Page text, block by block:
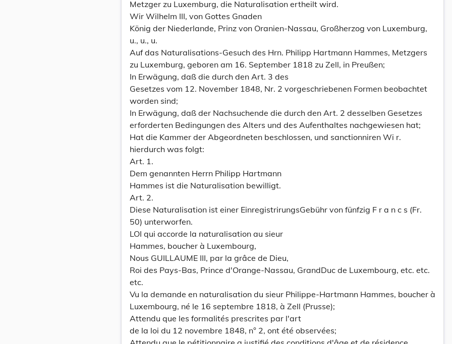
Metzger zu Luxemburg, die Naturalisation ertheilt wird.
Wir Wilhelm III, von Gottes Gnaden
König der Niederlande, Prinz von Oranien-Nassau, Großherzog von Luxemburg,
u., u., u.
Auf das Naturalisations-Gesuch des Hrn. Philipp Hartmann Hammes, Metzgers
zu Luxemburg, geboren am 16. September 1818 zu Zell, in Preußen;
In Erwägung, daß die durch den Art. 3 des
Gesetzes vom 12. November 1848, Nr. 2 vorgeschriebenen Formen beobachtet
worden sind;
In Erwägung, daß der Nachsuchende die durch den Art. 2 desselben Gesetzes
erforderten Bedingungen des Alters und des Aufenthaltes nachgewiesen hat;
Hat die Kammer der Abgeordneten beschlossen, und sanctionniren Wi r.
hierdurch was folgt:
Art. 1.
Dem genannten Herrn Philipp Hartmann
Hammes ist die Naturalisation bewilligt.
Art. 2.
Diese Naturalisation ist einer EinregistrirungsGebühr von fünfzig F r a n c s (Fr.
50) unterworfen.
LOI qui accorde la naturalisation au sieur
Hammes, boucher à Luxembourg,
Nous GUILLAUME III, par la grâce de Dieu,
Roi des Pays-Bas, Prince d'Orange-Nassau, GrandDuc de Luxembourg, etc. etc.
etc.
Vu la demande en naturalisation du sieur Philippe-Hartmann Hammes, boucher à
Luxembourg, né le 16 septembre 1818, à Zell (Prusse);
Attendu que les formalités prescrites par l'art
de la loi du 12 novembre 1848, n° 2, ont été observées;